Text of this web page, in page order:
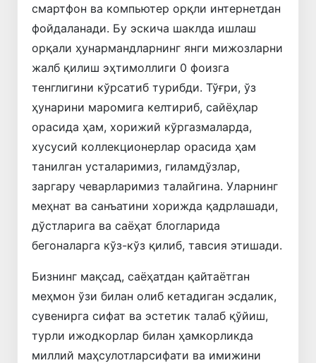
смартфон ва компьютер орқли интернетдан
фойдаланади. Бу эскича шаклда ишлаш
орқали ҳунармандларнинг янги мижозларни
жалб қилиш эҳтимоллиги 0 фоизга
тенглигини кўрсатиб турибди. Тўғри, ўз
ҳунарини маромига келтириб, сайёҳлар
орасида ҳам, хорижий кўргазмаларда,
хусусий коллекционерлар орасида ҳам
танилган усталаримиз, гиламдўзлар,
заргару чеварларимиз талайгина. Уларнинг
меҳнат ва санъатини хорижда қадрлашади,
дўстларига ва саёҳат блогларида
бегоналарга кўз-кўз қилиб, тавсия этишади.
Бизнинг мақсад, саёҳатдан қайтаётган
меҳмон ўзи билан олиб кетадиган эсдалик,
сувенирга сифат ва эстетик талаб қўйиш,
турли ижодкорлар билан ҳамкорликда
миллий маҳсулотларсифати ва имижини